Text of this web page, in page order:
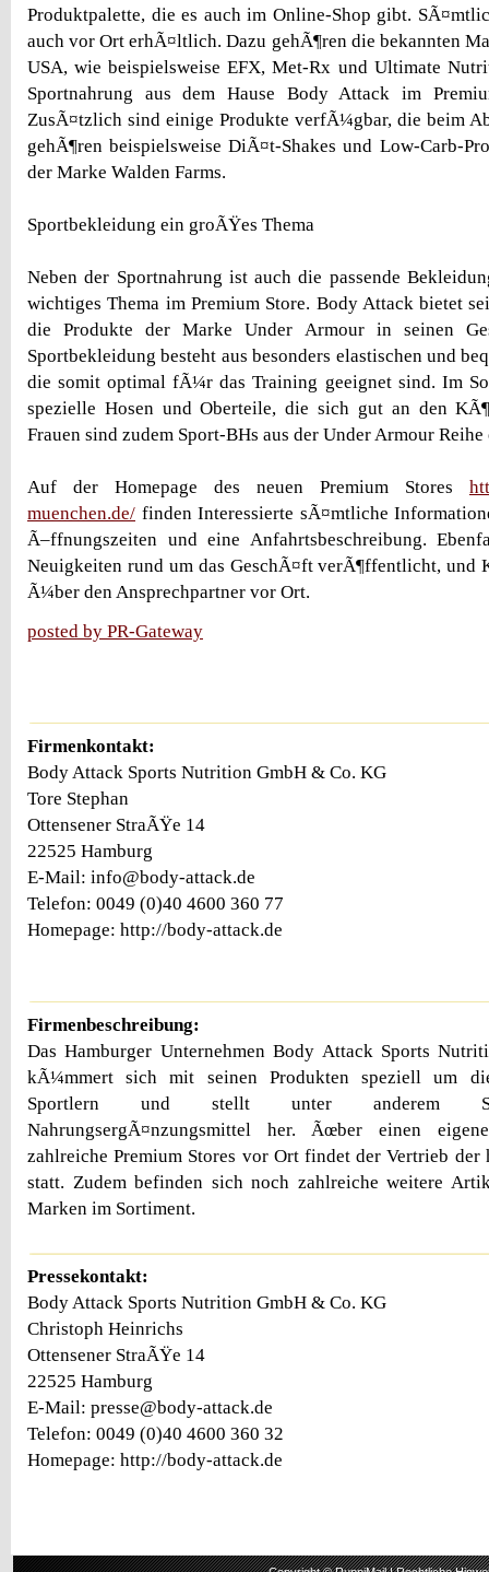
Produktpalette, die es auch im Online-Shop gibt.
auch vor Ort erhÃ¤ltlich. Dazu gehÃ¶ren die bekannten
USA, wie beispielsweise EFX, Met-Rx und Ultimate
Sportnahrung aus dem Hause Body Attack im
ZusÃ¤tzlich sind einige Produkte verfÃ¼gbar, die beim
gehÃ¶ren beispielsweise DiÃ¤t-Shakes und Low-Carb-
der Marke Walden Farms.
Sportbekleidung ein groÃŸes Thema
Neben der Sportnahrung ist auch die passende
wichtiges Thema im Premium Store. Body Attack bietet
die Produkte der Marke Under Armour in seinen
Sportbekleidung besteht aus besonders elastischen und
die somit optimal fÃ¼r das Training geeignet sind. Im
spezielle Hosen und Oberteile, die sich gut an den
Frauen sind zudem Sport-BHs aus der Under Armour
Auf der Homepage des neuen Premium Stores
muenchen.de/ finden Interessierte sÃ¤mtliche
Ã–ffnungszeiten und eine Anfahrtsbeschreibung.
Neuigkeiten rund um das GeschÃ¤ft verÃ¶ffentlicht, und
Ã¼ber den Ansprechpartner vor Ort.
posted by PR-Gateway
Firmenkontakt:
Body Attack Sports Nutrition GmbH & Co. KG
Tore Stephan
Ottensener StraÃŸe 14
22525 Hamburg
E-Mail: info@body-attack.de
Telefon: 0049 (0)40 4600 360 77
Homepage: http://body-attack.de
Firmenbeschreibung:
Das Hamburger Unternehmen Body Attack Sports
kÃ¼mmert sich mit seinen Produkten speziell um
Sportlern und stellt unter anderem
NahrungsergÃ¤nzungsmittel her. Ãœber einen
zahlreiche Premium Stores vor Ort findet der Vertrieb der
statt. Zudem befinden sich noch zahlreiche weitere
Marken im Sortiment.
Pressekontakt:
Body Attack Sports Nutrition GmbH & Co. KG
Christoph Heinrichs
Ottensener StraÃŸe 14
22525 Hamburg
E-Mail: presse@body-attack.de
Telefon: 0049 (0)40 4600 360 32
Homepage: http://body-attack.de